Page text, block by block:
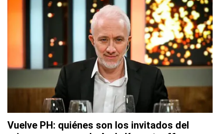
Vuelve PH: quiénes son los invitados del